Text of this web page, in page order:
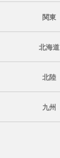
関東
北海道
北陸
九州